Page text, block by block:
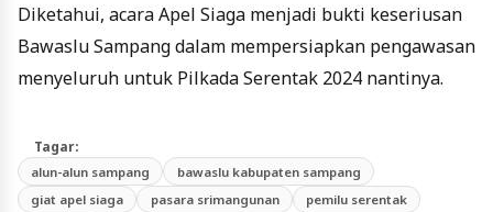
Diketahui, acara Apel Siaga menjadi bukti keseriusan
Bawaslu Sampang dalam mempersiapkan pengawasan
menyeluruh untuk Pilkada Serentak 2024 nantinya.
Tagar:
alun-alun sampang
bawaslu kabupaten sampang
giat apel siaga
pasara srimangunan
pemilu serentak